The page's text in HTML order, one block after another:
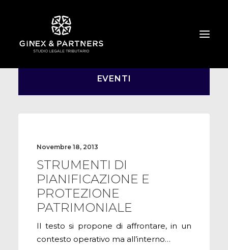
HOME
GESTIONE E PROTEZIONE DEL PATRIMONIO
SOCIETARIO E CONTRATTUALISTICA
COMMERCIO INTERNAZIONALE
BANCARIO E FINANZIARIO
NEWS ED EVENTI
CONTATTI
MOSTRA TUTTO
EVENTI
Novembre 18, 2013
STRUMENTI DI
PIANIFICAZIONE E
PROTEZIONE
PATRIMONIALE
Il testo si propone di affrontare, in un
contesto operativo ma all’interno…